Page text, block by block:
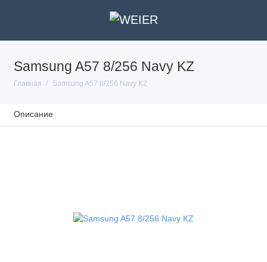
Samsung A57 8/256 Navy KZ
Главная Samsung A57 8/256 Navy KZ
Описание